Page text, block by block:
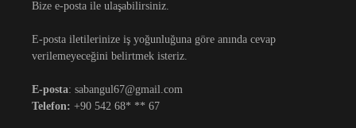
Bize e-posta ile ulaşabilirsiniz.
E-posta iletilerinize iş yoğunluğuna göre anında cevap
verilemeyeceğini belirtmek isteriz.
E-posta: sabangul67@gmail.com
Telefon: +90 542 68* ** 67